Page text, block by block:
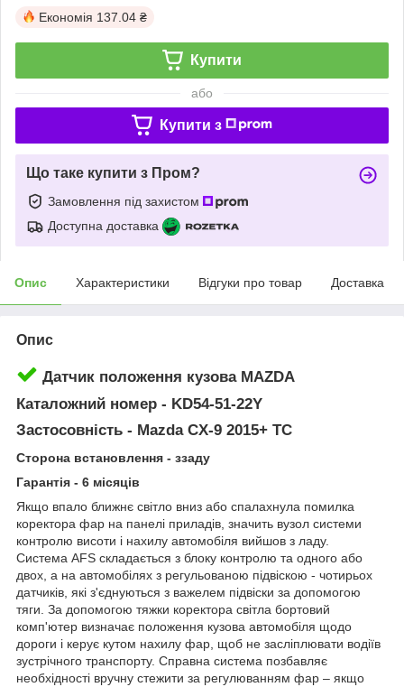
Економія 137.04 ₴
Купити
або
Купити з
Що таке купити з Пром?
Замовлення під захистом
Доступна доставка
Опис Характеристики Відгуки про товар Доставка
Опис
Датчик положення кузова MAZDA
Каталожний номер - KD54-51-22Y
Застосовність - Mazda CX-9 2015+ ТС
Сторона встановлення - ззаду
Гарантія - 6 місяців
Якщо впало ближнє світло вниз або спалахнула помилка
коректора фар на панелі приладів, значить вузол системи
контролю висоти і нахилу автомобіля вийшов з ладу.
Система AFS складається з блоку контролю та одного або
двох, а на автомобілях з регульованою підвіскою - чотирьох
датчиків, які з'єднуються з важелем підвіски за допомогою
тяги. За допомогою тяжки коректора світла бортовий
комп'ютер визначає положення кузова автомобіля щодо
дороги і керує кутом нахилу фар, щоб не засліплювати водіїв
зустрічного транспорту. Справна система позбавляє
необхідності вручну стежити за регулюванням фар – якщо